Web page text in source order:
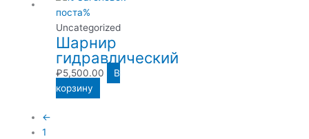
Uncategorized
Шарнир
гидравлический
₽5,500.00
В
корзину
←
1